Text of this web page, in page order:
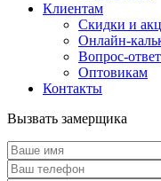
Клиентам
Скидки и
Онлайн-
Вопрос-ответ
Оптовикам
Контакты
Вызвать замерщика